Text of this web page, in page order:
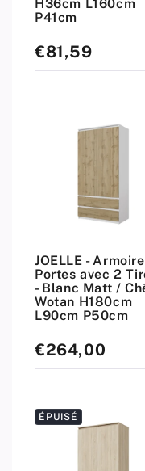
H36cm L160cm
P41cm
Prix
standard
€81,59
JOELLE -
Portes avec 2
- Blanc Matt /
Wotan H180cm
L90cm P50cm
Prix
standard
€264,00
ÉPUISÉ